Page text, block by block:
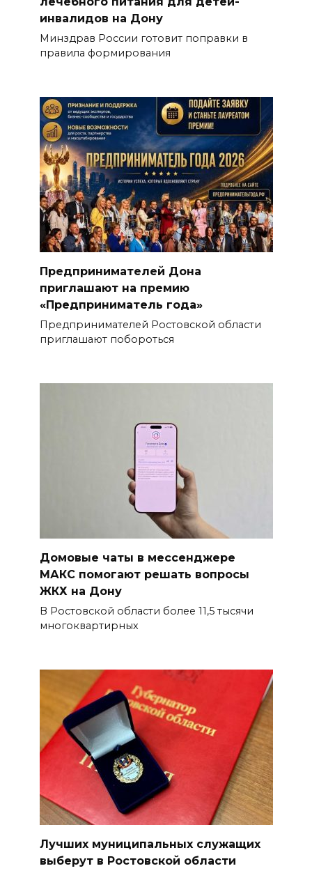
инвалидов на Дону
Минздрав России готовит поправки в
правила формирования
Предпринимателей Дона
приглашают на премию
«Предприниматель года»
Предпринимателей Ростовской области
приглашают побороться
Домовые чаты в мессенджере
МАКС помогают решать вопросы
ЖКХ на Дону
В Ростовской области более 11,5 тысячи
многоквартирных
Лучших муниципальных служащих
выберут в Ростовской области